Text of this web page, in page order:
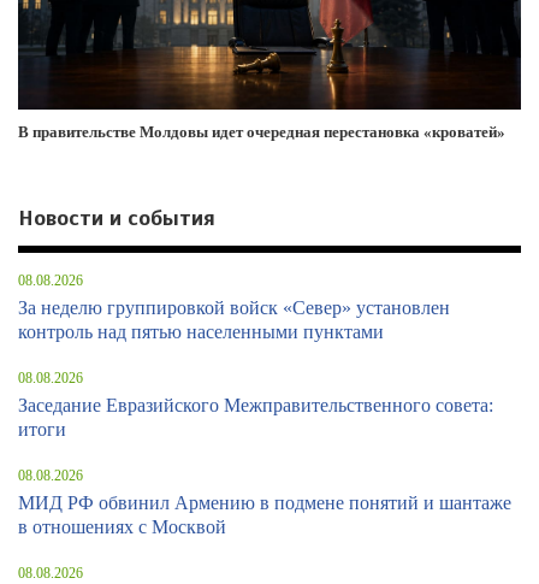
В правительстве Молдовы идет очередная перестановка «кроватей»
Новости и события
08.08.2026
За неделю группировкой войск «Север» установлен
контроль над пятью населенными пунктами
08.08.2026
Заседание Евразийского Межправительственного совета:
итоги
08.08.2026
МИД РФ обвинил Армению в подмене понятий и шантаже
в отношениях с Москвой
08.08.2026